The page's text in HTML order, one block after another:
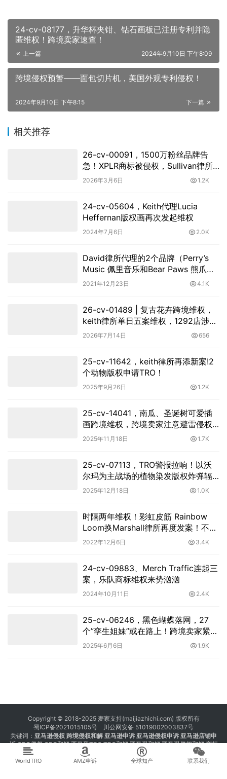
24-cv-08177，升华杯夹钳、钻石画板已注册专利并隐
匿维权！跨境卖家速查！
上一篇 2024年9月10日 下午8:09
跨境侵权预警——面包切片机，美国外观专利侵权！
下一篇
2024年9月10日 下午8:15
相关推荐
26-cv-00091，1500万粉丝品牌告
急！XPLR商标被侵权，Sullivan律所
发起TRO狙击战！
2026年3月6日 1.2K
24-cv-05604，Keith代理Lucia
Heffernan版权画再次发起维权
2024年7月6日 2.0K
David律所代理的2个品牌（Perry’s
Music 佩里音乐和Bear Paws 熊爪）
案件目前TRO已获批准，大批卖家账
2021年12月23日 4.1K
26-cv-01489 | 复古花卉跨境维权，
keith律所单日五案维权，1292店涉
案！
2026年7月14日 656
25-cv-11642，keith律所再添新案!2
个动物版权申请TRO！
2025年9月26日 1.2K
25-cv-14041，南瓜、圣诞树可爱插
画跨境维权，跨境卖家注意避雷侵权
TRO风险！
2025年11月18日 1.7K
25-cv-07113，TRO警报拉响！以沃
尔玛为主战场的植物染发版权炸弹辐
射370店！
2025年12月18日 1.0K
时隔两年维权！彩虹皮筋 Rainbow
Loom换Marshall律所再度发案！不少
卖家已踩雷！
2022年12月6日 3.4K
24-cv-09883、Merch Traffic连起三
案，乐队商标维权来势汹汹
2024年10月11日 2.4K
25-cv-06246，黑色蝴蝶落网，27
个”孪生姐妹”或在路上！跨境卖家紧急
避雷指南
2025年6月6日 1.9K
Copyright © 2018-2025 麦家支持(maijiazhichi.com) 版权所有
蜀ICP备2021015105号
川公网安备 51019002003837号
关键词： 亚马逊侵权 跨境侵权和解 亚马逊申诉 亚马逊侵权申诉 亚马逊店铺申
诉 GBC侵权 GBC和解 亚马逊TRO TRO和解 亚马逊和解 亚马逊侵权和解商标
注册 专利注册 版权注册
WorldTRO AMZ申诉 全球知产 联系我们